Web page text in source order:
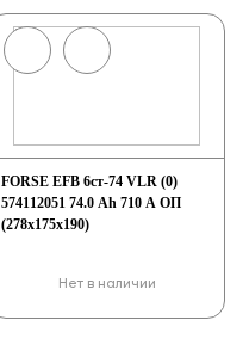
FORSE EFB 6ст-74 VLR (0)
574112051 74.0 Ah 710 A ОП
(278х175х190)
Нет в наличии